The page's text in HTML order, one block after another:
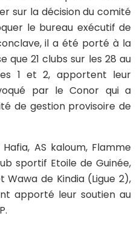
sur la décision du comité
le bureau exécutif de
il a été porté à la
que 21 clubs sur les 28 au
1 et 2, apportent leur
par le Conor qui a
de gestion provisoire de
AS kaloum, Flamme
sportif Etoile de Guinée,
Wawa de Kindia (Ligue 2),
apporté leur soutien au